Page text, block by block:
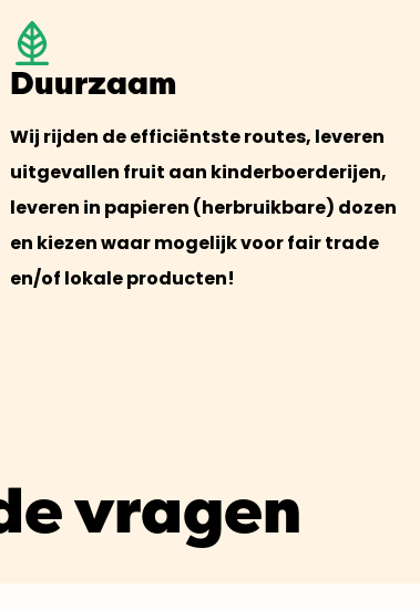
Duurzaam
Wij rijden de efficiëntste routes, leveren
uitgevallen fruit aan kinderboerderijen,
leveren in papieren (herbruikbare) dozen
en kiezen waar mogelijk voor fair trade
en/of lokale producten!
vragen